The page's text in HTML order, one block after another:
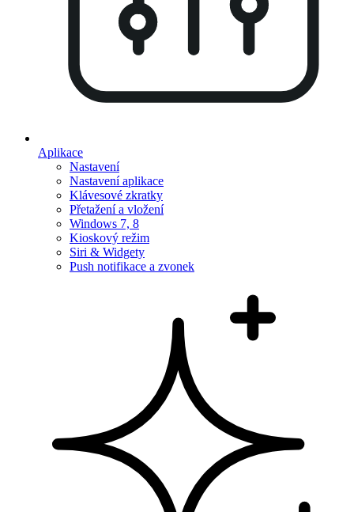
Aplikace
Nastavení
Nastavení aplikace
Klávesové zkratky
Přetažení a vložení
Windows 7, 8
Kioskový režim
Siri & Widgety
Push notifikace a zvonek